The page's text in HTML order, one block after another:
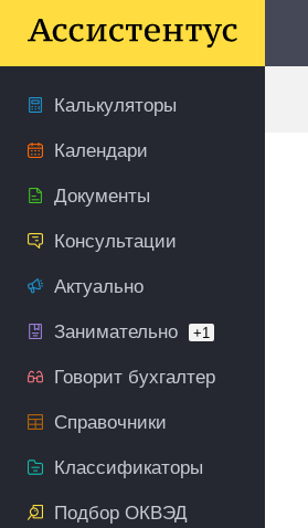
Калькуляторы
Календари
Документы
Консультации
Актуально
Занимательно +1
Говорит бухгалтер
Справочники
Классификаторы
Подбор ОКВЭД